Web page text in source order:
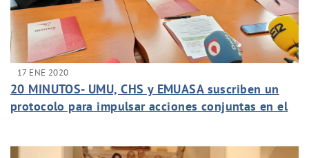
17 ENE 2020
20 MINUTOS- UMU, CHS y EMUASA suscriben un
protocolo para impulsar acciones conjuntas en el